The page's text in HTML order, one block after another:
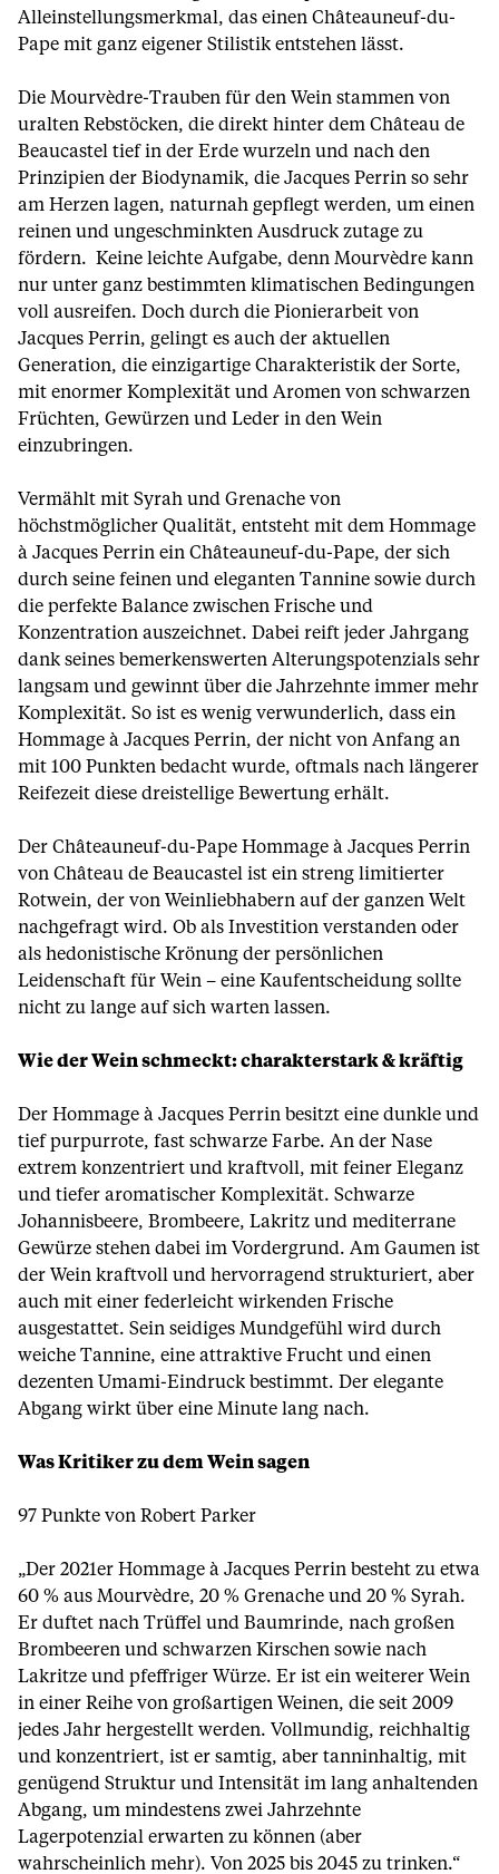
Alleinstellungsmerkmal, das einen Châteauneuf-du-
Pape mit ganz eigener Stilistik entstehen lässt.
Die Mourvèdre-Trauben für den Wein stammen von
uralten Rebstöcken, die direkt hinter dem Château de
Beaucastel tief in der Erde wurzeln und nach den
Prinzipien der Biodynamik, die Jacques Perrin so sehr
am Herzen lagen, naturnah gepflegt werden, um einen
reinen und ungeschminkten Ausdruck zutage zu
fördern. Keine leichte Aufgabe, denn Mourvèdre kann
nur unter ganz bestimmten klimatischen Bedingungen
voll ausreifen. Doch durch die Pionierarbeit von
Jacques Perrin, gelingt es auch der aktuellen
Generation, die einzigartige Charakteristik der Sorte,
mit enormer Komplexität und Aromen von schwarzen
Früchten, Gewürzen und Leder in den Wein
einzubringen.
Vermählt mit Syrah und Grenache von
höchstmöglicher Qualität, entsteht mit dem Hommage
à Jacques Perrin ein Châteauneuf-du-Pape, der sich
durch seine feinen und eleganten Tannine sowie durch
die perfekte Balance zwischen Frische und
Konzentration auszeichnet. Dabei reift jeder Jahrgang
dank seines bemerkenswerten Alterungspotenzials sehr
langsam und gewinnt über die Jahrzehnte immer mehr
Komplexität. So ist es wenig verwunderlich, dass ein
Hommage à Jacques Perrin, der nicht von Anfang an
mit 100 Punkten bedacht wurde, oftmals nach längerer
Reifezeit diese dreistellige Bewertung erhält.
Der Châteauneuf-du-Pape Hommage à Jacques Perrin
von Château de Beaucastel ist ein streng limitierter
Rotwein, der von Weinliebhabern auf der ganzen Welt
nachgefragt wird. Ob als Investition verstanden oder
als hedonistische Krönung der persönlichen
Leidenschaft für Wein – eine Kaufentscheidung sollte
nicht zu lange auf sich warten lassen.
Wie der Wein schmeckt: charakterstark & kräftig
Der Hommage à Jacques Perrin besitzt eine dunkle und
tief purpurrote, fast schwarze Farbe. An der Nase
extrem konzentriert und kraftvoll, mit feiner Eleganz
und tiefer aromatischer Komplexität. Schwarze
Johannisbeere, Brombeere, Lakritz und mediterrane
Gewürze stehen dabei im Vordergrund. Am Gaumen ist
der Wein kraftvoll und hervorragend strukturiert, aber
auch mit einer federleicht wirkenden Frische
ausgestattet. Sein seidiges Mundgefühl wird durch
weiche Tannine, eine attraktive Frucht und einen
dezenten Umami-Eindruck bestimmt. Der elegante
Abgang wirkt über eine Minute lang nach.
Was Kritiker zu dem Wein sagen
97 Punkte von Robert Parker
„Der 2021er Hommage à Jacques Perrin besteht zu etwa
60 % aus Mourvèdre, 20 % Grenache und 20 % Syrah.
Er duftet nach Trüffel und Baumrinde, nach großen
Brombeeren und schwarzen Kirschen sowie nach
Lakritze und pfeffriger Würze. Er ist ein weiterer Wein
in einer Reihe von großartigen Weinen, die seit 2009
jedes Jahr hergestellt werden. Vollmundig, reichhaltig
und konzentriert, ist er samtig, aber tanninhaltig, mit
genügend Struktur und Intensität im lang anhaltenden
Abgang, um mindestens zwei Jahrzehnte
Lagerpotenzial erwarten zu können (aber
wahrscheinlich mehr). Von 2025 bis 2045 zu trinken.“